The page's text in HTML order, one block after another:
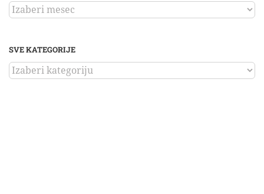
ARHIVA
SVE KATEGORIJE
SVE
KATEGORIJE